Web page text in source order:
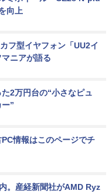
向上
フ型イヤフォン「UU2イ
ニアが語る
2万円台の“小さなピュ
”
情報はこのページでチ
。産経新聞社がAMD Ryz